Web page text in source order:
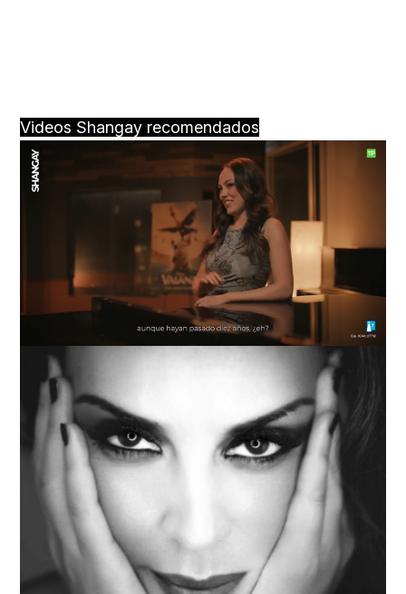
Videos Shangay recomendados
Loaded:
76.68%